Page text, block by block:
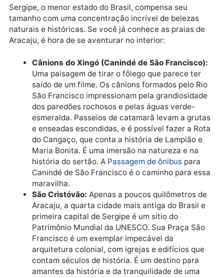
Garapuá, e aproveite a atmosfera rústica e
charmosa da vila, com passeios de caiaque
pelos mangues e mergulhos em piscinas
Sergipe: Pequeno em
Tamanho, Gigante em
Sergipe, o menor estado do Brasil, compensa seu
tamanho com uma concentração incrível de belezas
naturais e históricas. Se você já conhece as praias
Aracaju, é hora de se aventurar no interior:
Cânions do Xingó (Canindé de São
Uma paisagem de tirar o fôlego que parece ter
saído de um filme. Os cânions formados pelo
São Francisco impressionam pela
dos paredões rochosos e pelas águas verde-
esmeralda. Passeios de catamarã levam a
e enseadas escondidas, e é possível fazer a
do Cangaço, que conta a história de Lampião